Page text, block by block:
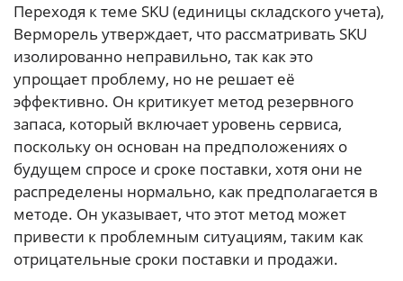
Переходя к теме SKU (единицы складского учета),
Верморель утверждает, что рассматривать SKU
изолированно неправильно, так как это
упрощает проблему, но не решает её
эффективно. Он критикует метод резервного
запаса, который включает уровень сервиса,
поскольку он основан на предположениях о
будущем спросе и сроке поставки, хотя они не
распределены нормально, как предполагается в
методе. Он указывает, что этот метод может
привести к проблемным ситуациям, таким как
отрицательные сроки поставки и продажи.